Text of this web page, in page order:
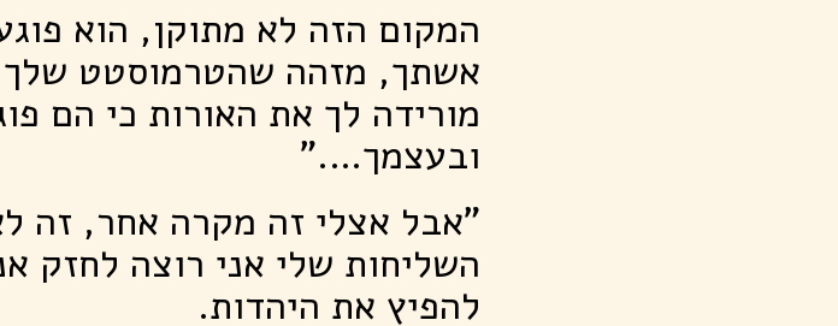
המקום הזה לא מתוקן, הוא
אשתך, מזהה שהטרמוסטט שלך
מורידה לך את האורות כי הם
ובעצמך…."
"אבל אצלי זה מקרה אחר, זה
השליחות שלי אני רוצה לחזק
להפיץ את היהדות.